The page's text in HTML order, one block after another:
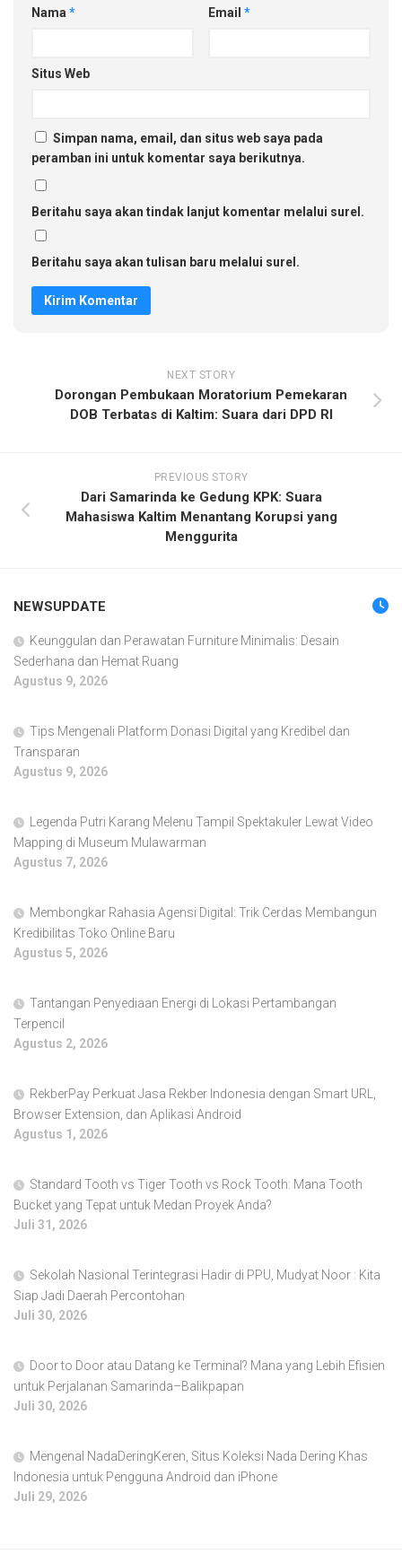
Nama * Email *
Situs Web
Simpan nama, email, dan situs web saya pada
peramban ini untuk komentar saya berikutnya.
Beritahu saya akan tindak lanjut komentar melalui surel.
Beritahu saya akan tulisan baru melalui surel.
NEXT STORY
Dorongan Pembukaan Moratorium Pemekaran
DOB Terbatas di Kaltim: Suara dari DPD RI
PREVIOUS STORY
Dari Samarinda ke Gedung KPK: Suara
Mahasiswa Kaltim Menantang Korupsi yang
Menggurita
NEWSUPDATE
Keunggulan dan Perawatan Furniture Minimalis: Desain
Sederhana dan Hemat Ruang
Agustus 9, 2026
Tips Mengenali Platform Donasi Digital yang Kredibel dan
Transparan
Agustus 9, 2026
Legenda Putri Karang Melenu Tampil Spektakuler Lewat Video
Mapping di Museum Mulawarman
Agustus 7, 2026
Membongkar Rahasia Agensi Digital: Trik Cerdas Membangun
Kredibilitas Toko Online Baru
Agustus 5, 2026
Tantangan Penyediaan Energi di Lokasi Pertambangan
Terpencil
Agustus 2, 2026
RekberPay Perkuat Jasa Rekber Indonesia dengan Smart URL,
Browser Extension, dan Aplikasi Android
Agustus 1, 2026
Standard Tooth vs Tiger Tooth vs Rock Tooth: Mana Tooth
Bucket yang Tepat untuk Medan Proyek Anda?
Juli 31, 2026
Sekolah Nasional Terintegrasi Hadir di PPU, Mudyat Noor : Kita
Siap Jadi Daerah Percontohan
Juli 30, 2026
Door to Door atau Datang ke Terminal? Mana yang Lebih Efisien
untuk Perjalanan Samarinda–Balikpapan
Juli 30, 2026
Mengenal NadaDeringKeren, Situs Koleksi Nada Dering Khas
Indonesia untuk Pengguna Android dan iPhone
Juli 29, 2026